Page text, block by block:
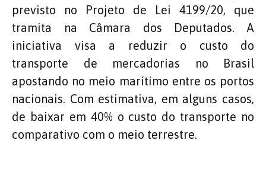
previsto no Projeto de Lei 4199/20, que
tramita na Câmara dos Deputados. A
iniciativa visa a reduzir o custo do
transporte de mercadorias no Brasil
apostando no meio marítimo entre os portos
nacionais. Com estimativa, em alguns casos,
de baixar em 40% o custo do transporte no
comparativo com o meio terrestre.